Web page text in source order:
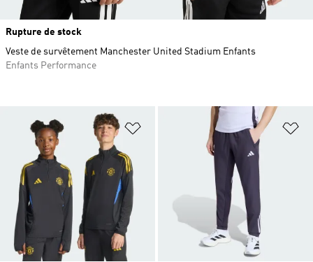
Ajouter à la Liste de produits
Rupture de stock
Veste de survêtement Manchester United Stadium Enfants
Enfants Performance